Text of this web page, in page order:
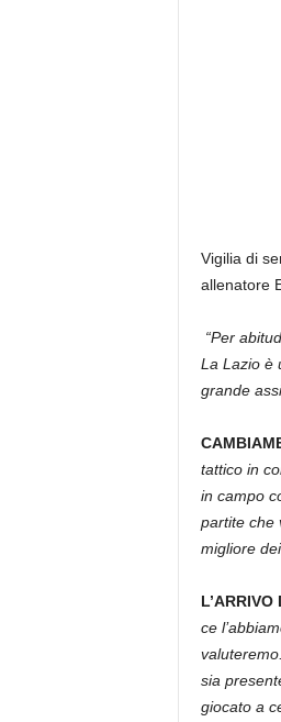
Vigilia di
allenatore
“Per
La Lazio è
grande
tattico in
in campo
partite che
migliore
L’ARRIVO
ce
sia
giocato a